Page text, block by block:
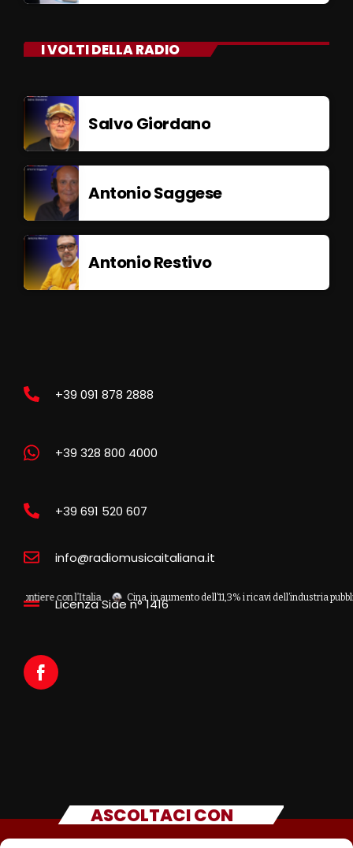
I VOLTI DELLA RADIO
Salvo Giordano
Antonio Saggese
Antonio Restivo
con l’Italia Cina, in aumento dell’11,3% i ricavi dell’industria pubblicitaria
+39 091 878 2888
+39 328 800 4000
+39 691 520 607
info@radiomusicaitaliana.it
Licenza Siae n° 1416
ASCOLTACI CON